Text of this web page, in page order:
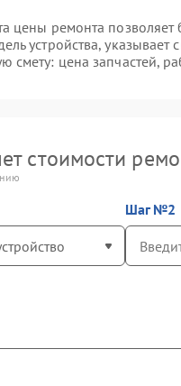
цены ремонта
устройства,
смету: цена запчастей,
стоимости
Шаг №2